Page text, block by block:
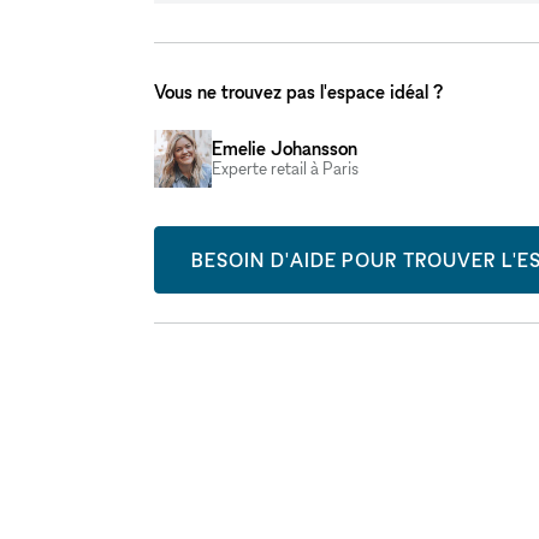
Vous ne trouvez pas l'espace idéal ?
Emelie Johansson
Experte retail à Paris
BESOIN D'AIDE POUR TROUVER